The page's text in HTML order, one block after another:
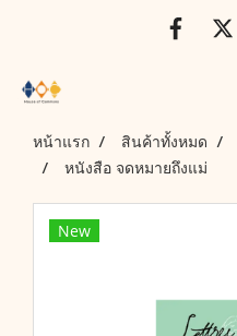
หน้าแรก สินค้าทั้งหมด
หนังสือ จดหมายถึงแม่
New